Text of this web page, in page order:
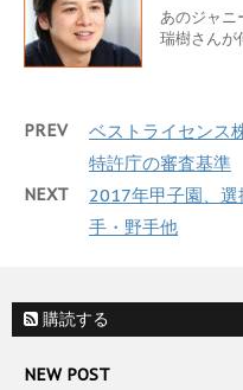
あのジャニ
瑞樹さんが
PREV
ベストライセンス
特許庁の審査基準
NEXT
2017年甲子園、
手・野手他
購読する
NEW POST